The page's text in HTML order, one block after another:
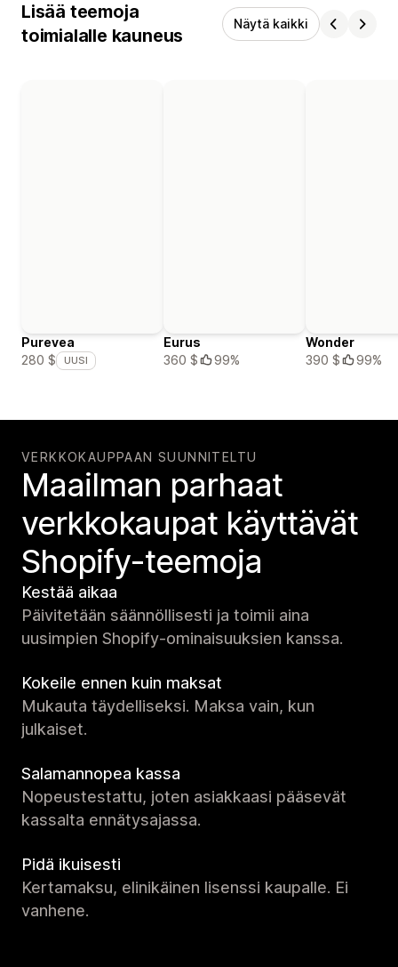
Lisää teemoja
toimialalle kauneus
Näytä kaikki
Purevea
280 $
UUSI
Eurus
360 $
99%
Wonder
390 $
99%
VERKKOKAUPPAAN SUUNNITELTU
Maailman parhaat
verkko­kaupat käyttävät
Shopify-teemoja
Kestää aikaa
Päivitetään säännöllisesti ja toimii aina
uusimpien Shopify-ominaisuuksien kanssa.
Kokeile ennen kuin maksat
Mukauta täydelliseksi. Maksa vain, kun
julkaiset.
Salamannopea kassa
Nopeustestattu, joten asiakkaasi pääsevät
kassalta ennätysajassa.
Pidä ikuisesti
Kertamaksu, elinikäinen lisenssi kaupalle. Ei
vanhene.